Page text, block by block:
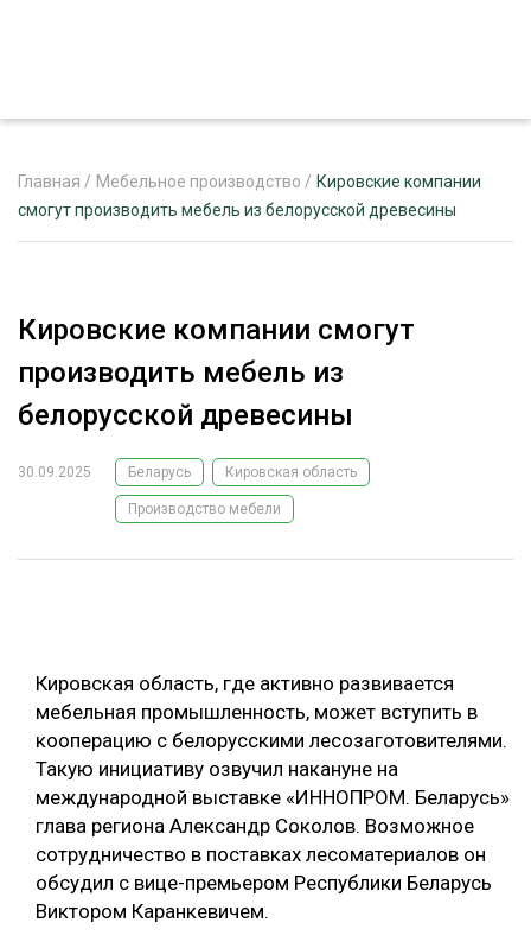
РЕКЛАМОДАТЕЛЯМ
ЛЕСНОЕ ХОЗЯЙСТВО
ЛЕСОЗАГОТОВКА
ОБРАБОТКА ДРЕВЕСИНЫ
ЛЕСОВОССТАНОВЛЕНИЕ И ЗАЩИТА
ЛОГИСТИКА
ПРОИЗВОДСТВО ДРЕВЕСНЫХ ПЛИТ
ЦБП
КОМПЛЕКСНАЯ ПЕРЕРАБОТКА
ТЕМАТИЧЕСКИЕ ПРОЕКТЫ
ПОДБОРКИ СТАТЕЙ
ЭКСПЕРТНОЕ МНЕНИЕ
Главная / Мебельное производство / Кировские компании
смогут производить мебель из белорусской древесины
Кировские компании смогут
производить мебель из
белорусской древесины
30.09.2025 Беларусь Кировская область
Производство мебели
Кировская область, где активно развивается
мебельная промышленность, может вступить в
кооперацию с белорусскими лесозаготовителями.
Такую инициативу озвучил накануне на
международной выставке «ИННОПРОМ. Беларусь»
глава региона Александр Соколов. Возможное
сотрудничество в поставках лесоматериалов он
обсудил с вице-премьером Республики Беларусь
Виктором Каранкевичем.